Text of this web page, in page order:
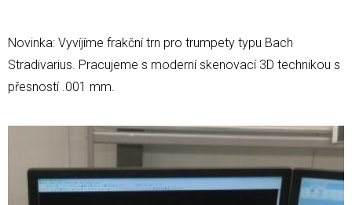
Novinka: Vyvíjíme frakční trn pro trumpety typu Bach
Stradivarius. Pracujeme s moderní skenovací 3D technikou s
přesností .001 mm.